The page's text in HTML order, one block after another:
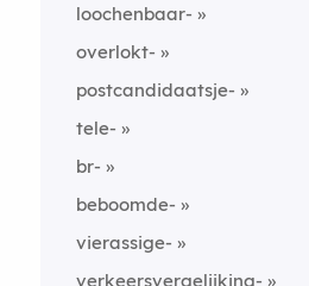
loochenbaar-
overlokt-
postcandidaatsje-
tele-
br-
beboomde-
vierassige-
verkeersvergelijking-